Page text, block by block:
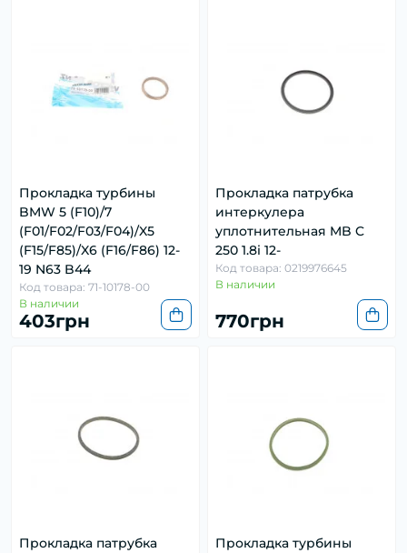
Прокладка турбины
BMW 5 (F10)/7
(F01/F02/F03/F04)/X5
(F15/F85)/X6 (F16/F86) 12-
19 N63 B44
Код товара: 71-10178-00
В наличии
403грн
Прокладка патрубка
интеркулера
уплотнительная MB C
250 1.8i 12-
Код товара: 0219976645
В наличии
770грн
Прокладка патрубка
Прокладка турбины